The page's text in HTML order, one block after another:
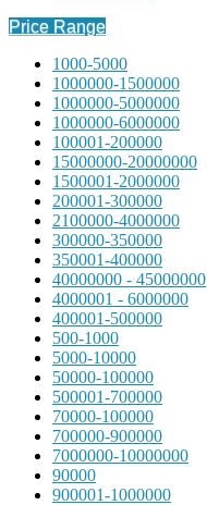
Price Range
1000-5000
1000000-1500000
1000000-5000000
1000000-6000000
100001-200000
15000000-20000000
1500001-2000000
200001-300000
2100000-4000000
300000-350000
350001-400000
40000000 - 45000000
4000001 - 6000000
400001-500000
500-1000
5000-10000
50000-100000
500001-700000
70000-100000
700000-900000
7000000-10000000
90000
900001-1000000